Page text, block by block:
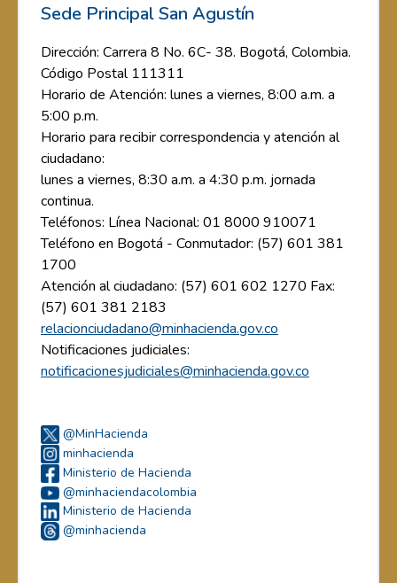
Sede Principal San Agustín
Dirección: Carrera 8 No. 6C- 38. Bogotá, Colombia.
Código Postal 111311
Horario de Atención: lunes a viernes, 8:00 a.m. a
5:00 p.m.
Horario para recibir correspondencia y atención al
ciudadano:
lunes a viernes, 8:30 a.m. a 4:30 p.m. jornada
continua.
Teléfonos: Línea Nacional: 01 8000 910071
Teléfono en Bogotá - Conmutador: (57) 601 381
1700
Atención al ciudadano: (57) 601 602 1270 Fax:
(57) 601 381 2183
relacionciudadano@minhacienda.gov.co
Notificaciones judiciales:
notificacionesjudiciales@minhacienda.gov.co
@MinHacienda
minhacienda
Ministerio de Hacienda
@minhaciendacolombia
Ministerio de Hacienda
@minhacienda